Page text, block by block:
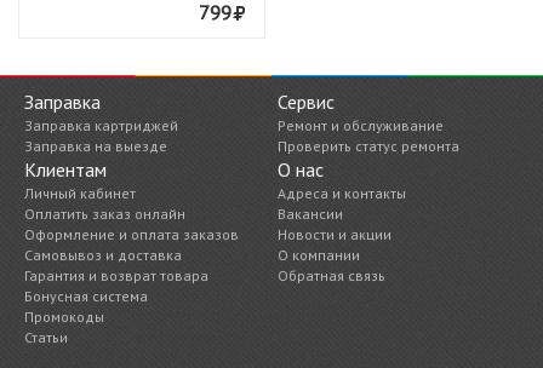
799
Заправка
Заправка картриджей
Заправка на выезде
Сервис
Ремонт и обслуживание
Проверить статус ремонта
Клиентам
Личный кабинет
Оплатить заказ онлайн
Оформление и оплата заказов
Самовывоз и доставка
Гарантия и возврат товара
Бонусная система
Промокоды
Статьи
О нас
Адреса и контакты
Вакансии
Новости и акции
О компании
Обратная связь